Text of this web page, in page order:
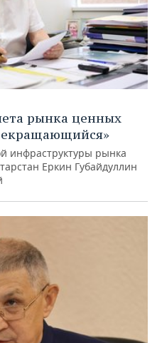
рынка ценных
инфраструктуры рынка
Еркин Губайдуллин